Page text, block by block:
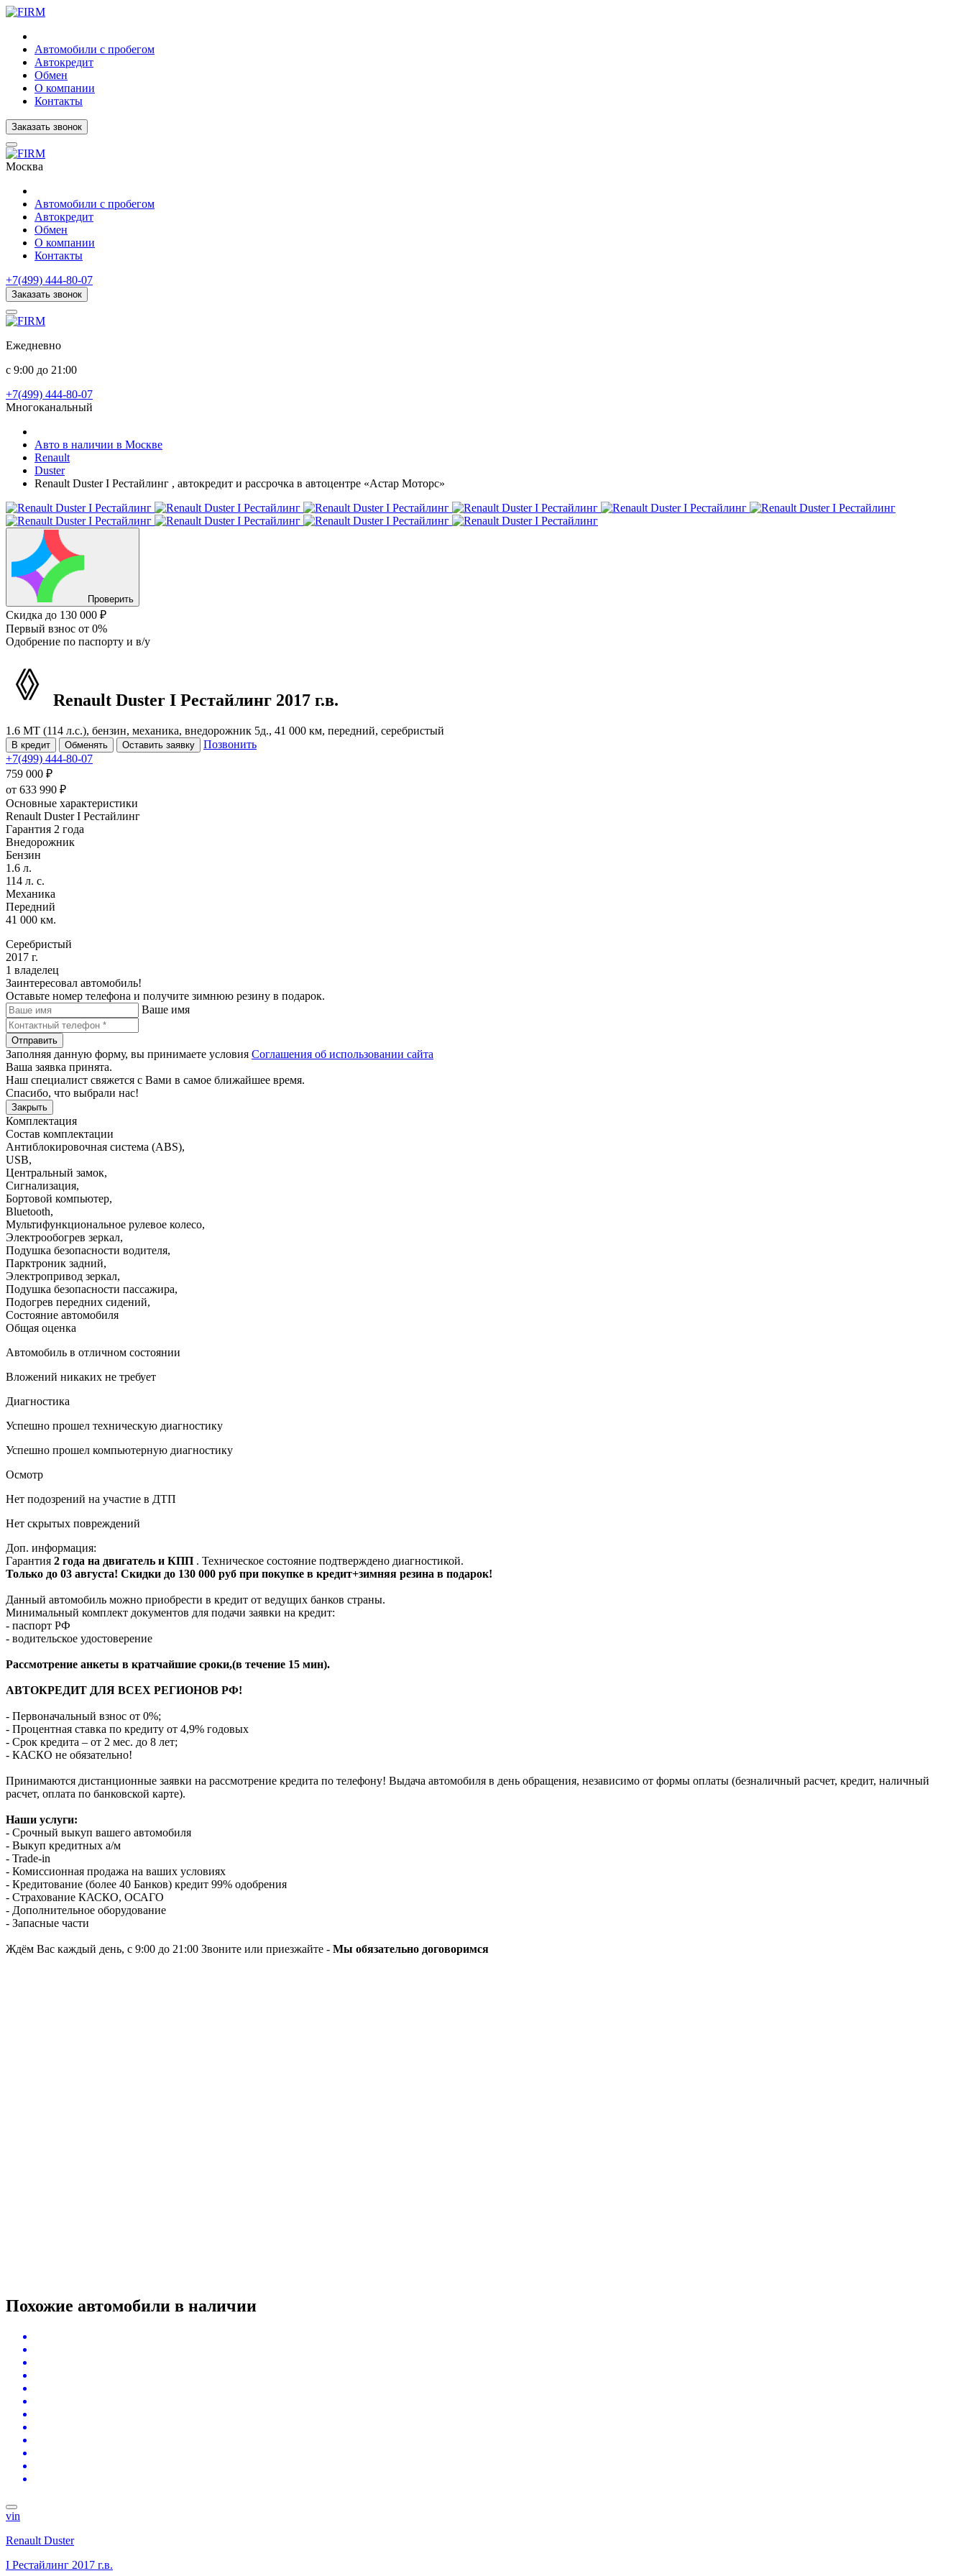
Автомобили с пробегом
Автокредит
Обмен
О компании
Контакты
Заказать звонок
Москва
Автомобили с пробегом
Автокредит
Обмен
О компании
Контакты
+7(499) 444-80-07
Заказать звонок
Ежедневно
с 9:00 до 21:00
+7(499) 444-80-07
Многоканальный
Авто в наличии в Москве
Renault
Duster
Renault Duster I Рестайлинг , автокредит и рассрочка в автоцентре «Астар Моторс»
Проверить
Скидка до 130 000 ₽
Первый взнос от 0%
Одобрение по паспорту и в/у
Renault Duster I Рестайлинг 2017 г.в.
1.6 MT (114 л.с.), бензин, механика, внедорожник 5д., 41 000 км, передний, серебристый
В кредит Обменять Оставить заявку
Позвонить
+7(499) 444-80-07
759 000 ₽
от 633 990 ₽
Основные характеристики
Renault Duster I Рестайлинг
Гарантия 2 года
Внедорожник
Бензин
1.6 л.
114 л. с.
Механика
Передний
41 000 км.
Серебристый
2017 г.
1 владелец
Заинтересовал автомобиль!
Оставьте номер телефона и получите зимнюю резину в подарок.
Ваше имя
Отправить
Заполняя данную форму, вы принимаете условия Соглашения об использовании сайта
Ваша заявка принята.
Наш специалист свяжется с Вами в самое ближайшее время.
Спасибо, что выбрали нас!
Закрыть
Комплектация
Состав комплектации
Антиблокировочная система (ABS),
USB,
Центральный замок,
Сигнализация,
Бортовой компьютер,
Bluetooth,
Мультифункциональное рулевое колесо,
Электрообогрев зеркал,
Подушка безопасности водителя,
Парктроник задний,
Электропривод зеркал,
Подушка безопасности пассажира,
Подогрев передних сидений,
Состояние автомобиля
Общая оценка
Автомобиль в отличном состоянии
Вложений никаких не требует
Диагностика
Успешно прошел техническую диагностику
Успешно прошел компьютерную диагностику
Осмотр
Нет подозрений на участие в ДТП
Нет скрытых повреждений
Доп. информация:
Гарантия 2 года на двигатель и КПП . Техническое состояние подтверждено диагностикой.
Только до 03 августа! Скидки до 130 000 руб при покупке в кредит+зимняя резина в подарок!
Данный автомобиль можно приобрести в кредит от ведущих банков страны.
Минимальный комплект документов для подачи заявки на кредит:
- паспорт РФ
- водительское удостоверение
Рассмотрение анкеты в кратчайшие сроки,(в течение 15 мин).
АВТОКРЕДИТ ДЛЯ ВСЕХ РЕГИОНОВ РФ!
- Первоначальный взнос от 0%;
- Процентная ставка по кредиту от 4,9% годовых
- Срок кредита – от 2 мес. до 8 лет;
- КАСКО не обязательно!
Принимаются дистанционные заявки на рассмотрение кредита по телефону! Выдача автомобиля в день обращения, независимо от формы оплаты (безналичный расчет, кредит, наличный
расчет, оплата по банковской карте).
Наши услуги:
- Срочный выкуп вашего автомобиля
- Выкуп кредитных а/м
- Trade-in
- Комиссионная продажа на ваших условиях
- Кредитование (более 40 Банков) кредит 99% одобрения
- Страхование КАСКО, ОСАГО
- Дополнительное оборудование
- Запасные части
Ждём Вас каждый день, с 9:00 до 21:00 Звоните или приезжайте - Мы обязательно договоримся
Похожие автомобили в наличии
vin
Renault Duster
I Рестайлинг 2017 г.в.